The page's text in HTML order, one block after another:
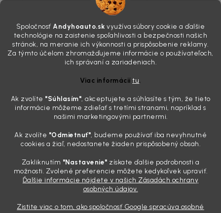
Spoločnosť Andyhoauto.sk využíva súbory cookie a ďalšie
technológie na zaistenie spoľahlivosti a bezpečnosti našich
stránok, na meranie ich výkonnosti a prispôsobenie reklamy.
Za týmto účelom zhromažďujeme informácie o používateľoch,
ich správaní a zariadeniach.
Viac informáciítu.
Ak zvolíte "Súhlasím", akceptujete a súhlasíte s tým, že tieto
informácie môžeme zdieľať s tretími stranami, napríklad s
našimi marketingovými partnermi.
Ak zvolíte "Odmietnuť", budeme používať iba nevyhnutné
cookies a žiaľ, nedostanete žiaden prispôsobený obsah.
Zakliknutím "Nastavenie" získate ďalšie podrobnosti a
možnosti. Zvolené preferencie môžete kedykoľvek upraviť.
Ďalšie informácie nájdete v našich Zásadách ochrany
osobných údajov.
Zistite viac o tom, ako spoločnosť Google spracúva osobné
skutočnosti je? Často za to môžu práve „slepé“ svetlomety. Ten
mliečny, drsný povrch nie je len estetická vada. Keď slnko a soľ urobia
svoje, plexisklo začne svetlo rozptyľovať namiesto to...
Zabudnite na handru. Ak chcete mať auto naozaj čisté,
Poznáte ten moment. Vonku svieti slnko, vy sedíte v čerstvo
„upratanom“ aute, no pri pohľade na palubnú dosku vás ide poraziť. V
mriežkach ventilácie, okolo tlačidiel a v švíkoch sedačiek na vás stále
drzo pozerá prach. Handra ani vysávač tam jednodu...
Detailing nemusí stáť výplatu: 5 kúskov autokozmetiky,
31.7.2026
Sobotné ráno, káva v ruke a pred vami zaprášená kapota. Pre
niekoho nuda, pre nás najlepší relax. Lenže keď si v košíku spočítate